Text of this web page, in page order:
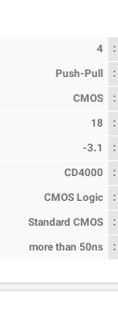
4
Push-Pull
CMOS
18
-3.1
CD4000
CMOS Logic
Standard CMOS
more than 50ns